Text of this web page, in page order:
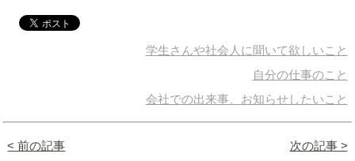
学生さんや社会人に聞いて欲しいこと
自分の仕事のこと
会社での出来事、お知らせしたいこと
< 前の記事 次の記事 >